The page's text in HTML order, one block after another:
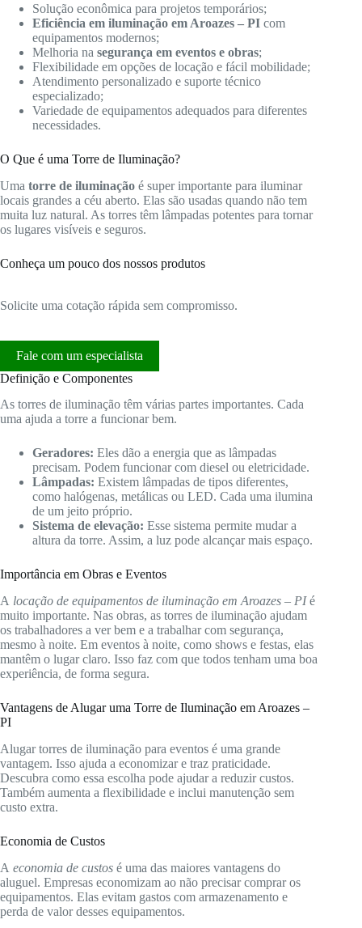
Solução econômica para projetos temporários;
Eficiência em iluminação em Aroazes – PI com
equipamentos modernos;
Melhoria na segurança em eventos e obras;
Flexibilidade em opções de locação e fácil mobilidade;
Atendimento personalizado e suporte técnico
especializado;
Variedade de equipamentos adequados para diferentes
necessidades.
O Que é uma Torre de Iluminação?
Uma torre de iluminação é super importante para iluminar
locais grandes a céu aberto. Elas são usadas quando não tem
muita luz natural. As torres têm lâmpadas potentes para tornar
os lugares visíveis e seguros.
Conheça um pouco dos nossos produtos
Solicite uma cotação rápida sem compromisso.
Fale com um especialista
Definição e Componentes
As torres de iluminação têm várias partes importantes. Cada
uma ajuda a torre a funcionar bem.
Geradores: Eles dão a energia que as lâmpadas
precisam. Podem funcionar com diesel ou eletricidade.
Lâmpadas: Existem lâmpadas de tipos diferentes,
como halógenas, metálicas ou LED. Cada uma ilumina
de um jeito próprio.
Sistema de elevação: Esse sistema permite mudar a
altura da torre. Assim, a luz pode alcançar mais espaço.
Importância em Obras e Eventos
A locação de equipamentos de iluminação em Aroazes – PIé
muito importante. Nas obras, as torres de iluminação ajudam
os trabalhadores a ver bem e a trabalhar com segurança,
mesmo à noite. Em eventos à noite, como shows e festas, elas
mantêm o lugar claro. Isso faz com que todos tenham uma boa
experiência, de forma segura.
Vantagens de Alugar uma Torre de Iluminação em Aroazes –
PI
Alugar torres de iluminação para eventos é uma grande
vantagem. Isso ajuda a economizar e traz praticidade.
Descubra como essa escolha pode ajudar a reduzir custos.
Também aumenta a flexibilidade e inclui manutenção sem
custo extra.
Economia de Custos
A economia de custos é uma das maiores vantagens do
aluguel. Empresas economizam ao não precisar comprar os
equipamentos. Elas evitam gastos com armazenamento e
perda de valor desses equipamentos.